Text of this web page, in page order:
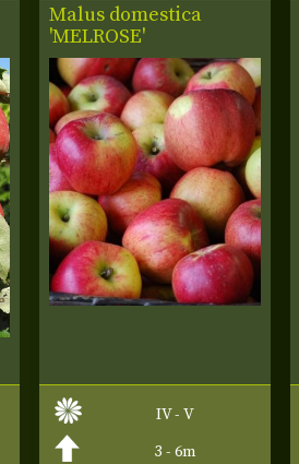
Malus domestica
'MELROSE'
IV - V
3 - 6m